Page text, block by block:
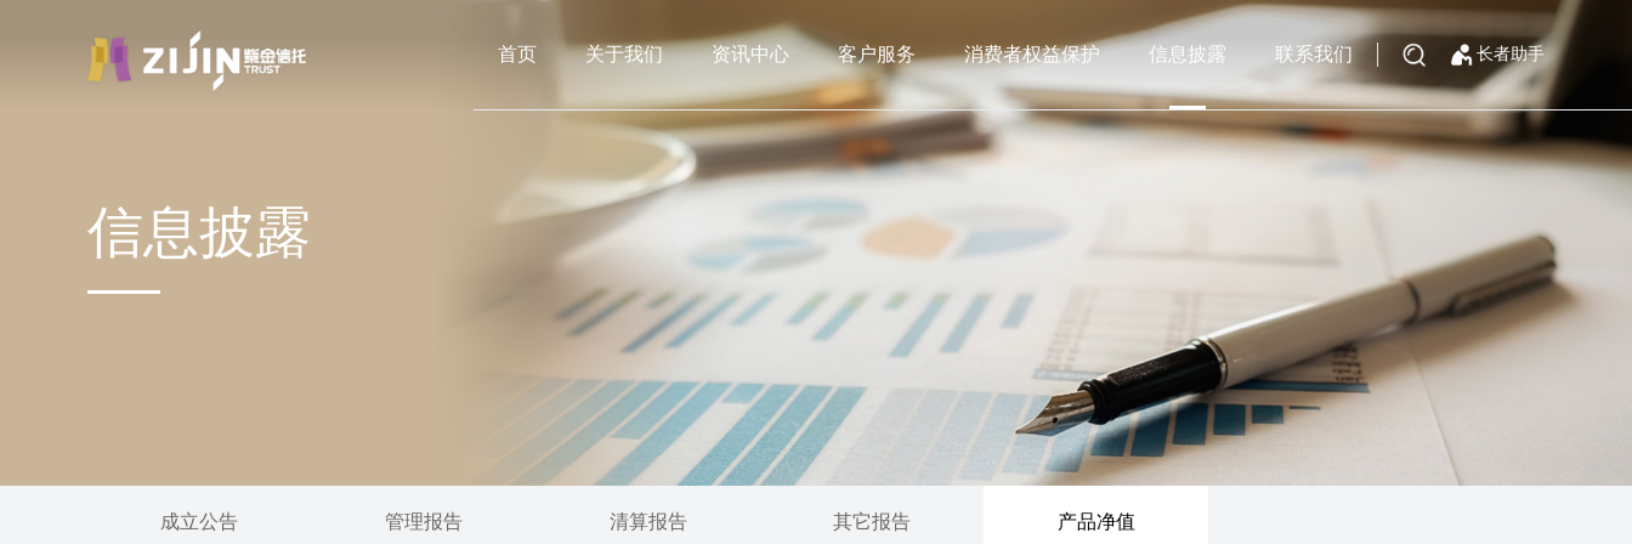
长者助手
首页 关于我们 资讯中心 客户服务 消费者权益保护 信息披露 联系我们
信息披露
成立公告 管理报告 清算报告 其它报告 产品净值